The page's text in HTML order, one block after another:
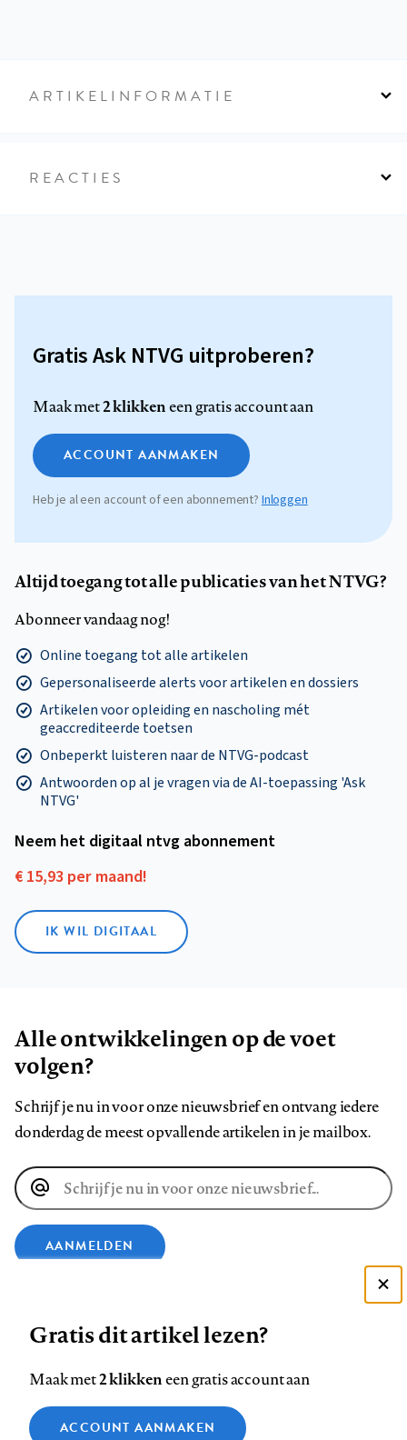
ARTIKELINFORMATIE
REACTIES
Gratis Ask NTVG uitproberen?
Maak met2 klikkeneen gratis account aan
ACCOUNT AANMAKEN
Heb je al een account of een abonnement?Inloggen
Altijd toegang tot alle publicaties van het NTVG?
Abonneer vandaag nog!
Online toegang tot alle artikelen
Gepersonaliseerde alerts voor artikelen en dossiers
Artikelen voor opleiding en nascholing mét
geaccrediteerde toetsen
Onbeperkt luisteren naar de NTVG-podcast
Antwoorden op al je vragen via de AI-toepassing 'Ask
NTVG'
Neem het digitaal ntvg abonnement
€ 15,93 per maand!
IK WIL DIGITAAL
Alle ontwikkelingen op de voet
volgen?
Schrijf je nu in voor onze nieuwsbrief en ontvang iedere
donderdag de meest opvallende artikelen in je mailbox.
E-
mailadres
AANMELDEN
op
op
op
ons
op
Contact Colofon Disclaimer Privacy
Zie onze cookie policy
Gratis dit artikel lezen?
Maak met2 klikkeneen gratis account aan
ACCOUNT AANMAKEN